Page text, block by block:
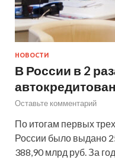
НОВОСТИ
В России в 2
Оставьте комментарий
По итогам первых
России было выдано
388,90 млрд руб. За